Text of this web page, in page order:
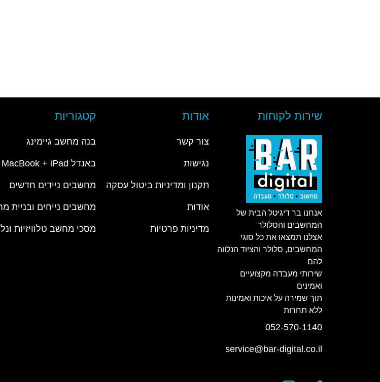
שירות לקוחות
אנחנו בר דיגיטל הבית של
המחשבים והסלולר
אצלנו תמצאו את כל סוגי
המחשבים, סלולר והציוד הנלווה
להם
שירותי מעבדה מקצועיים
ואמינים
תוך שמירה על איכות ואמינות
ללא תחרות
052-570-1140
service@bar-digital.co.il
אודות
צור קשר
נגישות
תקנון ומדיניות ביטול עסקה
אודות
מדיניות פרטיות
קטגוריות
בנה מחשב גיימינג
באנדל MacBook + iPad
מחשבים ניידים חדשים
מחשבים נייחים ובניית
מסכי מחשב טלוויזיות